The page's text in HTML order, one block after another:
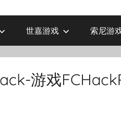
世嘉游戏 索尼游
游戏